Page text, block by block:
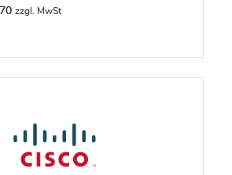
zzgl. MwSt